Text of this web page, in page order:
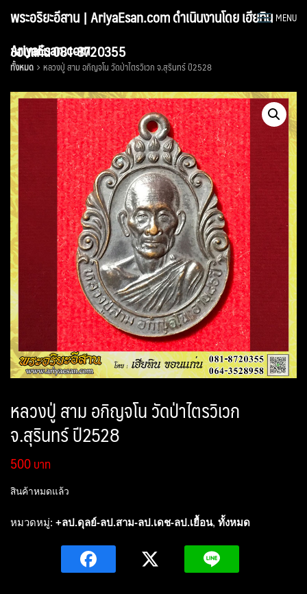
พระอริยะอีสาน | AriyaEsan.com ดำเนินงานโดย เฮียทิน
ขอนแก่น 081-8720355
MENU
AriyaEsan.com
ทั้งหมด หลวงปู่ สาม อกิญจโน วัดป่าไตรวิเวก จ.สุรินทร์ ปี2528
หลวงปู่ สาม อกิญจโน วัดป่าไตรวิเวก
จ.สุรินทร์ ปี2528
500
สินค้าหมดแล้ว
หมวดหมู่: +ลป.ดุลย์-ลป.สาม-ลป.เดช-ลป.เยื้อน, ทั้งหมด